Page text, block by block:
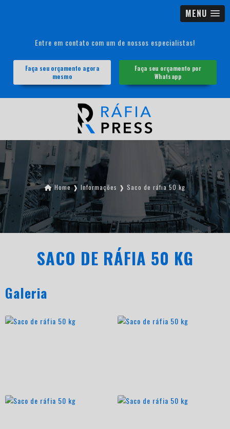
MENU
Entre em contato com um de nossos especialistas!
Faça seu orçamento agora
mesmo
Faça seu orçamento por
Whatsapp
Home ❱ Informações ❱ Saco de ráfia 50 kg
SACO DE RÁFIA 50 KG
Galeria